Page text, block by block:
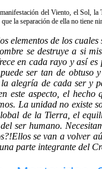
del Viento, el Sol,
la separación de ella no tiene
elementos de los
se destruye a si
en cada rayo y así
ser tan de
alegría de cada ser y
este aspecto, el
La unidad no
de la Tierra, el
ser humano.
se van a volver
parte integrante del